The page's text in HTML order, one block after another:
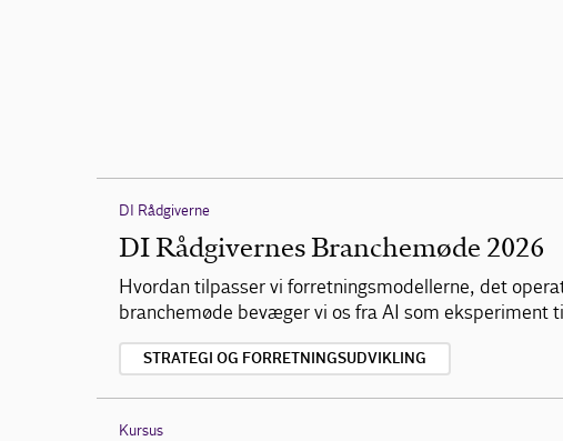
DI Rådgiverne
DI Rådgivernes Branchemøde 2026
Hvordan tilpasser vi forretningsmodellerne, det
branchemøde bevæger vi os fra AI som
STRATEGI OG FORRETNINGSUDVIKLING
Kursus